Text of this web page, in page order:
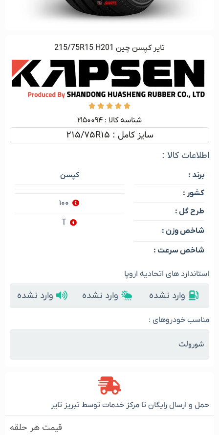
تاير كپسن چين 215/75R15 H201





شناسه کالا :‌ ۲۱۵۰۰۹۴
سایز کامل : 215/75R15
اطلاعات کالا :
برند :
کشور :
طرح گل :
شاخص وزن :
شاخص سرعت :
کپسن
۱۰۰
T
استاندارد های اتحادیه اروپا
وارد نشده وارد نشده وارد نشده
مناسب خودروهای :
شورولت
حمل و ارسال رایگان تا مرکز خدمات توسط تبریز تایر
قیمت هر حلقه